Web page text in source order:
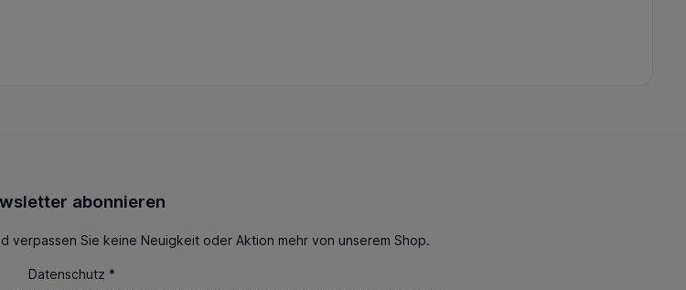
abonnieren
verpassen Sie keine Neuigkeit oder Aktion mehr von unserem Shop.
Datenschutz *